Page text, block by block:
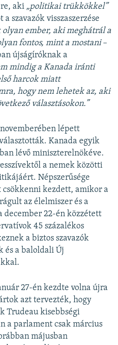
aki „politikai trükkökkel”
szavazók visszaszerzése
olyan ember, aki meghátrál a
fontos, mint a mostani–
újságíróknak a
mindig a Kanada iránti
harcok miatt
hogy nem lehetek az, aki
választásokon.”
lépett
Kanada egyik
lévő miniszterelnökéve.
a nemek közötti
Népszerűsége
kezdett, amikor a
az élelmiszer és a
december 22-én közzétett
45 százalékos
a biztos szavazók
és a baloldali Új
27-én kezdte volna újra
azt tervezték, hogy
Trudeau kisebbségi
a parlament csak március
májusban